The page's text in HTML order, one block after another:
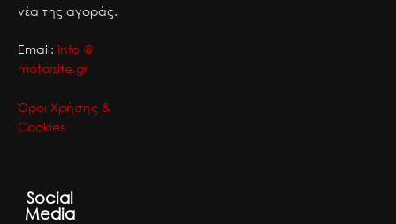
νέα της αγοράς.
Email: info @
motorsite.gr
Όροι Χρήσης &
Cookies
Social
Media